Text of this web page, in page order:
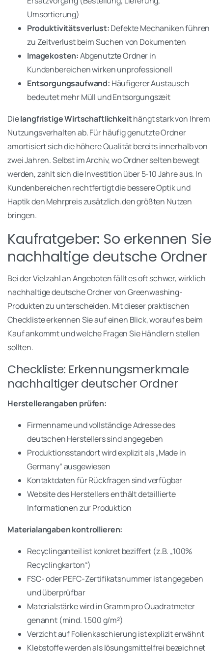
Umsortierung)
Produktivitätsverlust:Defekte Mechaniken führen
zu Zeitverlust beim Suchen von Dokumenten
Imagekosten:Abgenutzte Ordner in
Kundenbereichen wirken unprofessionell
Entsorgungsaufwand: Häufigerer Austausch
bedeutet mehr Müll und Entsorgungszeit
Dielangfristige Wirtschaftlichkeithängt stark von Ihrem
Nutzungsverhalten ab. Für häufig genutzte Ordner
amortisiert sich die höhere Qualität bereits innerhalb von
zwei Jahren. Selbst im Archiv, wo Ordner selten bewegt
werden, zahlt sich die Investition über 5-10 Jahre aus. In
Kundenbereichen rechtfertigt die bessere Optik und
Haptik den Mehrpreis zusätzlich.den größten Nutzen
bringen.
Kaufratgeber: So erkennen Sie
nachhaltige deutsche Ordner
Bei der Vielzahl an Angeboten fällt es oft schwer, wirklich
nachhaltige deutsche Ordner von Greenwashing-
Produkten zu unterscheiden. Mit dieser praktischen
Checkliste erkennen Sie auf einen Blick, worauf es beim
Kauf ankommt und welche Fragen Sie Händlern stellen
sollten.
Checkliste: Erkennungsmerkmale
nachhaltiger deutscher Ordner
Herstellerangaben prüfen:
Firmenname und vollständige Adresse des
deutschen Herstellers sind angegeben
Produktionsstandort wird explizit als „Made in
Germany“ ausgewiesen
Kontaktdaten für Rückfragen sind verfügbar
Website des Herstellers enthält detaillierte
Informationen zur Produktion
Materialangaben kontrollieren:
Recyclinganteil ist konkret beziffert (z.B. „100%
Recyclingkarton“)
FSC- oder PEFC-Zertifikatsnummer ist angegeben
und überprüfbar
Materialstärke wird in Gramm pro Quadratmeter
genannt (mind. 1.500 g/m²)
Verzicht auf Folienkaschierung ist explizit erwähnt
Klebstoffe werden als lösungsmittelfrei bezeichnet